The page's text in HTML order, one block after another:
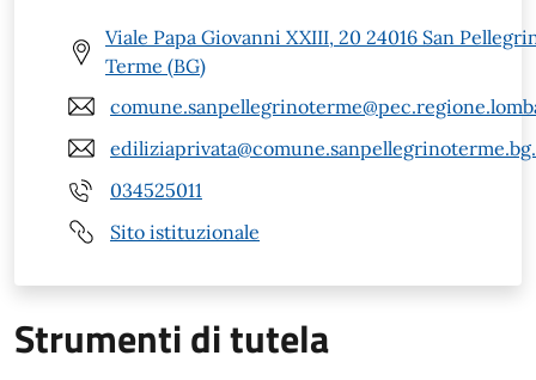
Viale Papa Giovanni XXIII, 20 24016 San
Terme (BG)
034525011
Sito istituzionale
Strumenti di tutela